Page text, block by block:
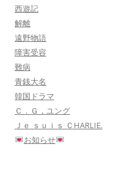
西遊記
解離
遠野物語
障害受容
難病
青銭大名
韓国ドラマ
Ｃ．Ｇ，ユング
Ｊｅ ｓｕｉｓ ＣHARLIE.
お知らせ